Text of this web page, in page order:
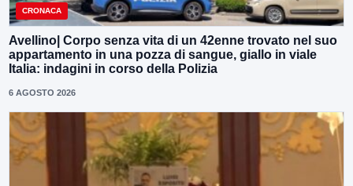
CRONACA
Avellino| Corpo senza vita di un 42enne trovato nel suo
appartamento in una pozza di sangue, giallo in viale
Italia: indagini in corso della Polizia
6 AGOSTO 2026